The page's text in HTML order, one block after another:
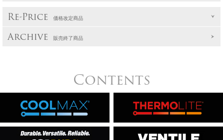
Re-Price 価格改定商品
Archive 販売終了商品
Contents